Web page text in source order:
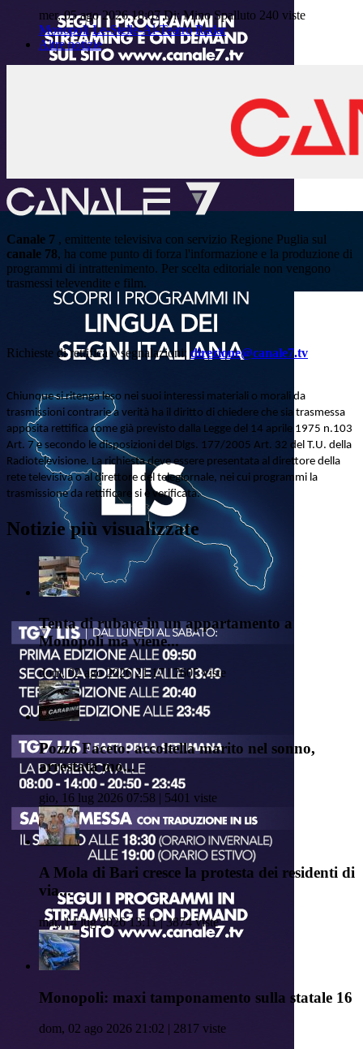
mer, 05 ago 2026 18:07 Di: Mino Spalluto 240 viste
Monopoli Le-Stelle-Al-Teatro Radar
Altre notizie
Canale 7 , emittente televisiva con servizio Regione Puglia sul
canale 78, ha come punto di forza l'informazione e la produzione di
programmi di intrattenimento. Per scelta editoriale non vengono
trasmessi televendite e film.
Richieste di rettifica o segnalazioni: direzione@canale7.tv
Chiunque si ritenga leso nei suoi interessi materiali o morali da
trasmissioni contrarie a verità ha il diritto di chiedere che sia trasmessa
apposita rettifica come già previsto dalla Legge del 14 aprile 1975 n.103
Art. 7 e secondo le disposizioni del Dlgs. 177/2005 Art. 32 del T.U. della
Radiotelevisione. La richiesta deve essere presentata al direttore della
rete televisiva o al direttore del telegiornale, nei cui programmi la
trasmissione da rettificare si è verificata.
Notizie più visualizzate
Tenta di rubare in un appartamento a
Monopoli ma viene...
dom, 02 ago 2026 21:17 | 7605 viste
Pozzo Faceto: accoltella marito nel sonno,
arrestata mo...
gio, 16 lug 2026 07:58 | 5401 viste
A Mola di Bari cresce la protesta dei residenti di
via...
mar, 14 lug 2026 13:11 | 3874 viste
Monopoli: maxi tamponamento sulla statale 16
dom, 02 ago 2026 21:02 | 2817 viste